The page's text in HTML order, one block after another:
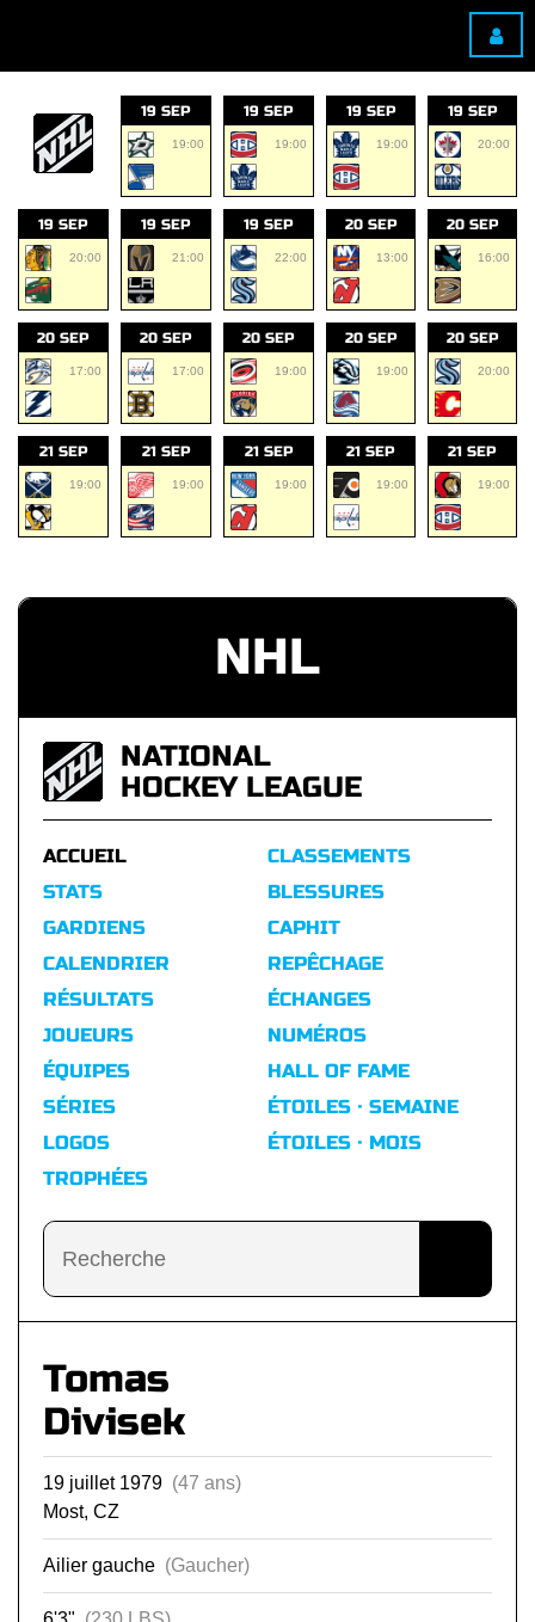
19 SEP
19:00
19 SEP
19:00
19 SEP
19:00
19 SEP
20:00
19 SEP
20:00
19 SEP
21:00
19 SEP
22:00
20 SEP
13:00
20 SEP
16:00
20 SEP
17:00
20 SEP
17:00
20 SEP
19:00
20 SEP
19:00
20 SEP
20:00
21 SEP
19:00
21 SEP
19:00
21 SEP
19:00
21 SEP
19:00
21 SEP
19:00
NHL
NATIONAL
HOCKEY LEAGUE
ACCUEIL
STATS
GARDIENS
CALENDRIER
RÉSULTATS
CLASSEMENTS
BLESSURES
CAPHIT
REPÊCHAGE
ÉCHANGES
JOUEURS
ÉQUIPES
SÉRIES
LOGOS
TROPHÉES
NUMÉROS
HALL OF FAME
ÉTOILES · SEMAINE
ÉTOILES · MOIS
Tomas
Divisek
19 juillet 1979 (47 ans)
Most, CZ
Ailier gauche (Gaucher)